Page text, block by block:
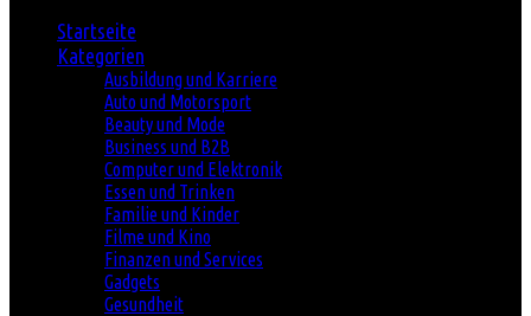
Startseite
Kategorien
Ausbildung und Karriere
Auto und Motorsport
Beauty und Mode
Business und B2B
Computer und Elektronik
Essen und Trinken
Familie und Kinder
Filme und Kino
Finanzen und Services
Gadgets
Gesundheit